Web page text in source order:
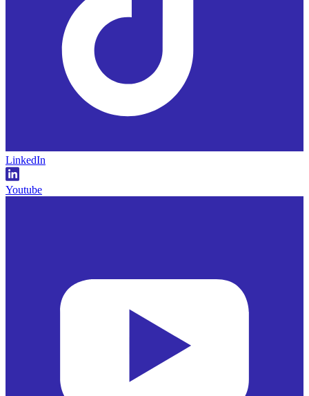
LinkedIn
Youtube